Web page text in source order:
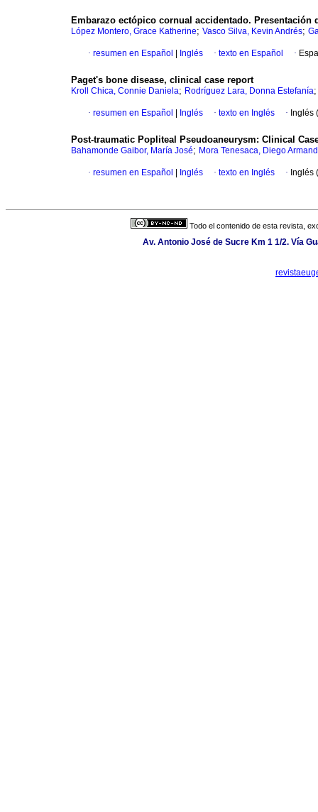
Embarazo ectópico cornual accidentado. Presentación
López Montero, Grace Katherine; Vasco Silva, Kevin Andrés;
· resumen en Español Inglés · texto en Español ·
Paget's bone disease, clinical case report
Kroll Chica, Connie Daniela; Rodríguez Lara, Donna Estefanía
· resumen en Español Inglés · texto en Inglés · Inglés
Post-traumatic Popliteal Pseudoaneurysm: Clinical
Bahamonde Gaibor, María José; Mora Tenesaca, Diego
· resumen en Español Inglés · texto en Inglés · Inglés
Todo el contenido de esta revista,
Av. Antonio José de Sucre Km 1 1/2. Vía